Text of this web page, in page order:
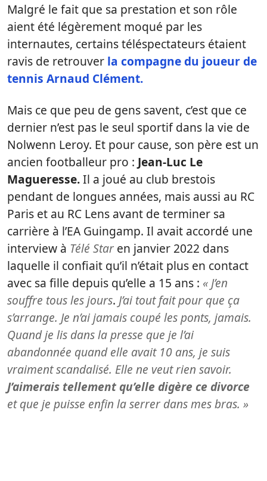
Malgré le fait que sa prestation et son rôle
aient été légèrement moqué par les
internautes, certains téléspectateurs étaient
ravis de retrouver la compagne du joueur de
tennis Arnaud Clément.
Mais ce que peu de gens savent, c’est que ce
dernier n’est pas le seul sportif dans la vie de
Nolwenn Leroy. Et pour cause, son père est un
ancien footballeur pro : Jean-Luc Le
Magueresse.Il a joué au club brestois
pendant de longues années, mais aussi au RC
Paris et au RC Lens avant de terminer sa
carrière à l’EA Guingamp. Il avait accordé une
interview à Télé Star en janvier 2022 dans
laquelle il confiait qu’il n’était plus en contact
avec sa fille depuis qu’elle a 15 ans : « J’en
souffre tous les jours. J’ai tout fait pour que ça
s’arrange. Je n’ai jamais coupé les ponts, jamais.
Quand je lis dans la presse que je l’ai
abandonnée quand elle avait 10 ans, je suis
vraiment scandalisé. Elle ne veut rien savoir.
J’aimerais tellement qu’elle digère ce divorce
et que je puisse enfin la serrer dans mes bras. »